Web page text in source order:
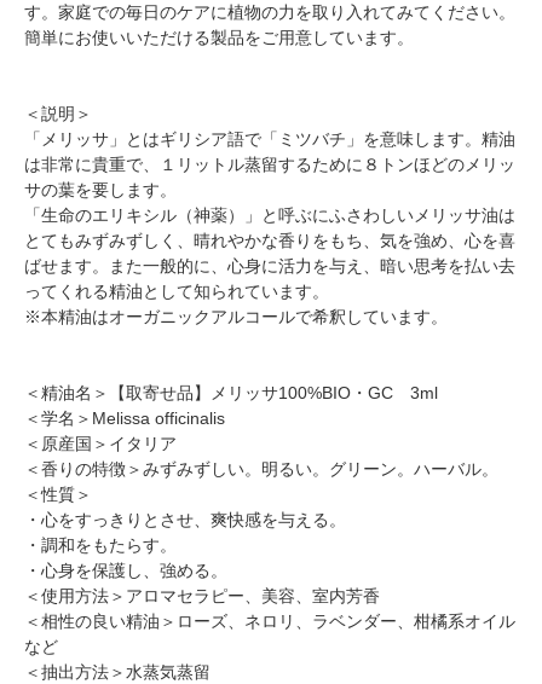
す。家庭での毎日のケアに植物の力を取り入れてみてください。
簡単にお使いいただける製品をご用意しています。
＜説明＞
「メリッサ」とはギリシア語で「ミツバチ」を意味します。精油
は非常に貴重で、１リットル蒸留するために８トンほどのメリッ
サの葉を要します。
「生命のエリキシル（神薬）」と呼ぶにふさわしいメリッサ油は
とてもみずみずしく、晴れやかな香りをもち、気を強め、心を喜
ばせます。また一般的に、心身に活力を与え、暗い思考を払い去
ってくれる精油として知られています。
※本精油はオーガニックアルコールで希釈しています。
＜精油名＞【取寄せ品】メリッサ100%BIO・GC 3ml
＜学名＞Melissa officinalis
＜原産国＞イタリア
＜香りの特徴＞みずみずしい。明るい。グリーン。ハーバル。
＜性質＞
・心をすっきりとさせ、爽快感を与える。
・調和をもたらす。
・心身を保護し、強める。
＜使用方法＞アロマセラピー、美容、室内芳香
＜相性の良い精油＞ローズ、ネロリ、ラベンダー、柑橘系オイル
など
＜抽出方法＞水蒸気蒸留